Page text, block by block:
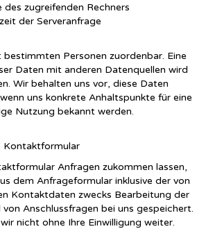
des zugreifenden Rechners
der Serveranfrage
Personen zuordenbar. Eine
Daten mit anderen Datenquellen wird
Wir behalten uns vor, diese Daten
uns konkrete Anhaltspunkte für eine
Nutzung bekannt werden.
Kontaktformular
Anfragen zukommen lassen,
dem Anfrageformular inklusive der von
Kontaktdaten zwecks Bearbeitung der
Anschlussfragen bei uns gespeichert.
nicht ohne Ihre Einwilligung weiter.